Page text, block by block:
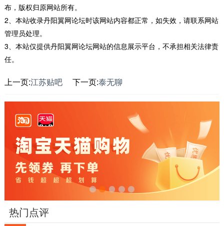
布，版权归原网站所有。
2、本站收录丹阳翼网论坛时该网站内容都正常，如失效，请联系网站
管理员处理。
3、本站仅提供丹阳翼网论坛网站的信息展示平台，不承担相关法律责
任。
上一页:江苏贴吧 下一页:泰无聊
热门点评